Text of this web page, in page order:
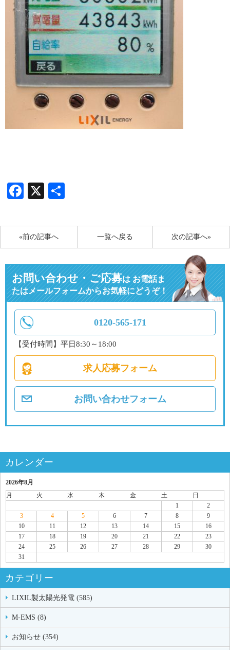
Facebook
X
«前の記事へ 次の記事へ»
一覧へ戻る
お問い合わせ・ご応募はお電話ま
たはメールフォームからお気軽にどうぞ！
0120-565-171
【受付時間】平日8:30～18:00
求人応募フォーム
お問い合わせフォーム
カレンダー
2026年8月
月
火 水 木 金 土
日
1
2
3
4 5 6 7 8
9
10
11 12 13 14 15
16
17
18 19 20 21 22
23
24
25 26 27 28 29
30
31
カテゴリー
LIXIL製太陽光発電 (585)
M-EMS (8)
お知らせ (354)